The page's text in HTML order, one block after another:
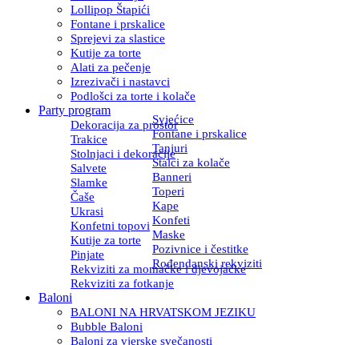
Lollipop Štapići
Fontane i prskalice
Sprejevi za slastice
Kutije za torte
Alati za pečenje
Izrezivači i nastavci
Podlošci za torte i kolače
Party program
Dekoracija za prostor
Svjećice
Trakice
Fontane i prskalice
Stolnjaci i dekoracije
Tanjuri
Salvete
Stalci za kolače
Slamke
Banneri
Čaše
Toperi
Ukrasi
Kape
Konfetni topovi Konfeti
Kutije za torte
Maske
Pinjate
Pozivnice i čestitke
Rekviziti za momačke i djevojačke
Rođendanski rekviziti
Rekviziti za fotkanje
Baloni
BALONI NA HRVATSKOM JEZIKU
Bubble Baloni
Baloni za vjerske svečanosti